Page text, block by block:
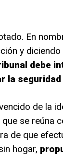
En
y
debe
la
de la
se reúna
de que
hogar,